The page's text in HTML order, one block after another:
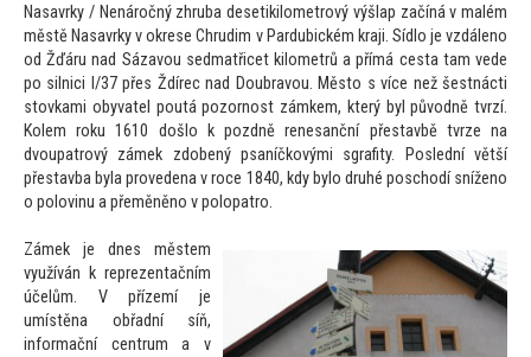
Nasavrky / Nenáročný zhruba desetikilometrový výšlap začíná v malém
městě Nasavrky v okrese Chrudim v Pardubickém kraji. Sídlo je vzdáleno
od Žďáru nad Sázavou sedmatřicet kilometrů a přímá cesta tam vede
po silnici I/37 přes Ždírec nad Doubravou. Město s více než šestnácti
stovkami obyvatel poutá pozornost zámkem, který byl původně tvrzí.
Kolem roku 1610 došlo k pozdně renesanční přestavbě tvrze na
dvoupatrový zámek zdobený psaníčkovými sgrafity. Poslední větší
přestavba byla provedena v roce 1840, kdy bylo druhé poschodí sníženo
o polovinu a přeměněno v polopatro.
Zámek je dnes městem
využíván k reprezentačním
účelům. V přízemí je
umístěna obřadní síň,
informační centrum a v